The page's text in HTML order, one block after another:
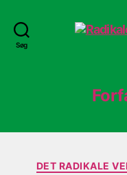
Søg
DET RADIKALE